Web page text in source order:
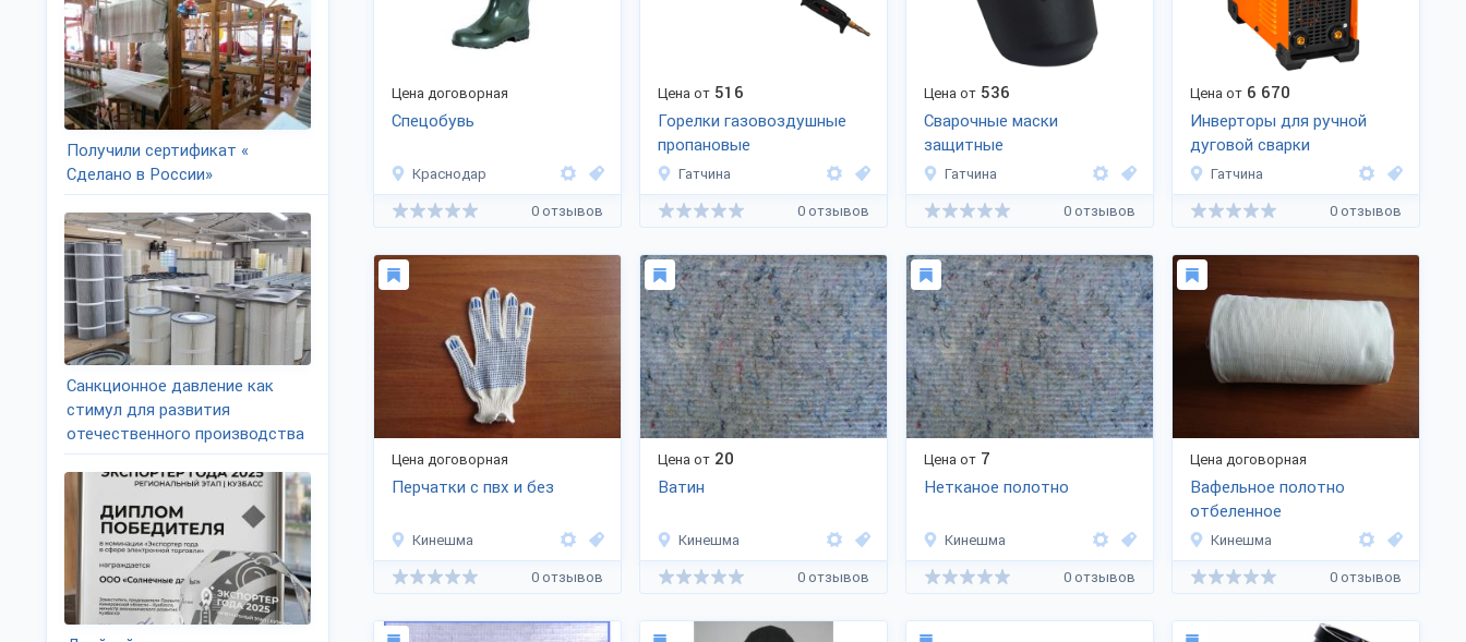
Цена договорная
Спецобувь
Краснодар
0 отзывов
Цена от 516
Горелки газовоздушные
пропановые
Гатчина
0 отзывов
Цена от 536
Сварочные маски
защитные
Гатчина
0 отзывов
Цена от 6 670
Инверторы для ручной
дуговой сварки
Гатчина
0 отзывов
Цена договорная
Перчатки с пвх и без
Кинешма
0 отзывов
Цена от 20
Ватин
Кинешма
0 отзывов
Цена от 7
Нетканое полотно
Кинешма
0 отзывов
Цена договорная
Вафельное полотно
отбеленное
Кинешма
0 отзывов
Получили сертификат «
Сделано в России»
Санкционное давление как
стимул для развития
отечественного производства